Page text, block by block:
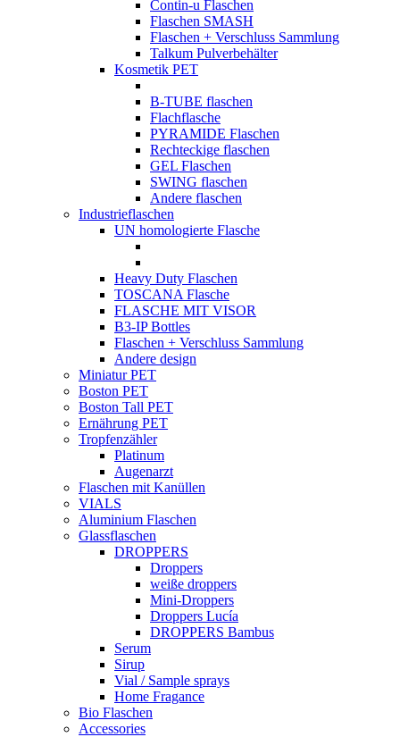
Contin-u Flaschen
Flaschen SMASH
Flaschen + Verschluss Sammlung
Talkum Pulverbehälter
Kosmetik PET
B-TUBE flaschen
Flachflasche
PYRAMIDE Flaschen
Rechteckige flaschen
GEL Flaschen
SWING flaschen
Andere flaschen
Industrieflaschen
UN homologierte Flasche
Heavy Duty Flaschen
TOSCANA Flasche
FLASCHE MIT VISOR
B3-IP Bottles
Flaschen + Verschluss Sammlung
Andere design
Miniatur PET
Boston PET
Boston Tall PET
Ernährung PET
Tropfenzähler
Platinum
Augenarzt
Flaschen mit Kanüllen
VIALS
Aluminium Flaschen
Glassflaschen
DROPPERS
Droppers
weiße droppers
Mini-Droppers
Droppers Lucía
DROPPERS Bambus
Serum
Sirup
Vial / Sample sprays
Home Fragance
Bio Flaschen
Accessories